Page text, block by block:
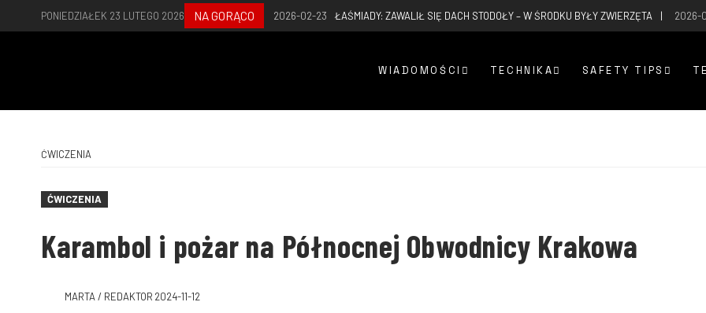
PONIEDZIAŁEK 23 LUTEGO 2026 NA GORĄCO 2026-02-23 ŁAŚMIADY: ZAWALIŁ SIĘ DACH STODOŁY – W ŚRODKU BYŁY ZWIERZĘTA 2026-
WIADOMOŚCI TECHNIKA SAFETY TIPS
ĆWICZENIA
ĆWICZENIA
Karambol i pożar na Północnej Obwodnicy Krakowa
MARTA / REDAKTOR 2024-11-12